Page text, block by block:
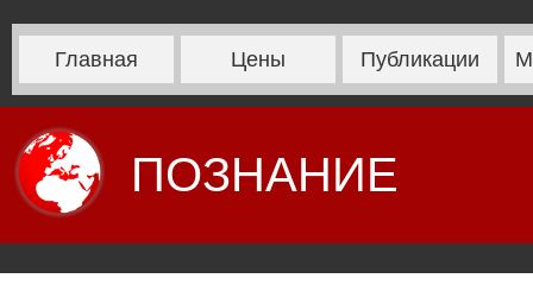
Главная Цены Публикации
ПОЗНАНИЕ